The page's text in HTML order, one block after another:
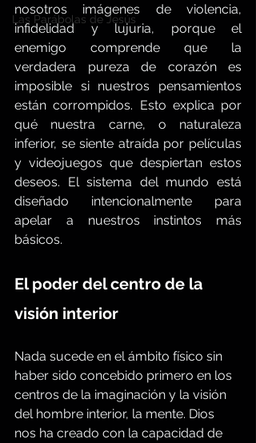
Las Parábolas de Jesús
nosotros imágenes de violencia,
infidelidad y lujuria, porque el
enemigo comprende que la
verdadera pureza de corazón es
imposible si nuestros pensamientos
están corrompidos. Esto explica por
qué nuestra carne, o naturaleza
inferior, se siente atraída por películas
y videojuegos que despiertan estos
deseos. El sistema del mundo está
diseñado intencionalmente para
apelar a nuestros instintos más
básicos.
El poder del centro de la
visión interior
Nada sucede en el ámbito físico sin
haber sido concebido primero en los
centros de la imaginación y la visión
del hombre interior, la mente. Dios
nos ha creado con la capacidad de